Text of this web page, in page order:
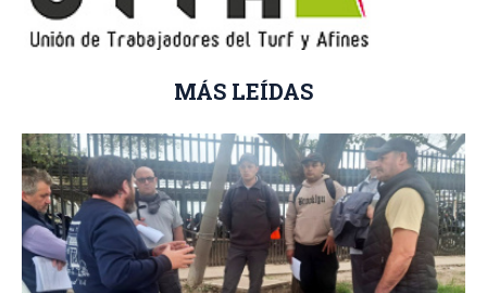
MÁS LEÍDAS